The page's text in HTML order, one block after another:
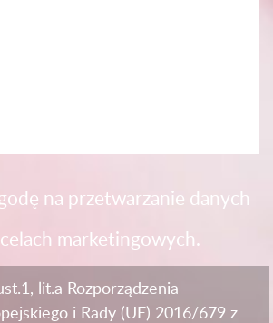
na przetwarzanie danych
marketingowych.
lit.a Rozporządzenia
i Rady (UE) 2016/679 z